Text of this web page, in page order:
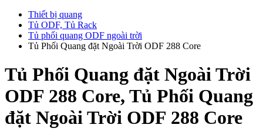
Thiết bị quang
Tủ ODF, Tủ Rack
Tủ phối quang ODF ngoài trời
Tủ Phối Quang đặt Ngoài Trời ODF 288 Core
Tủ Phối Quang đặt Ngoài Trời
ODF 288 Core, Tủ Phối Quang
đặt Ngoài Trời ODF 288 Core